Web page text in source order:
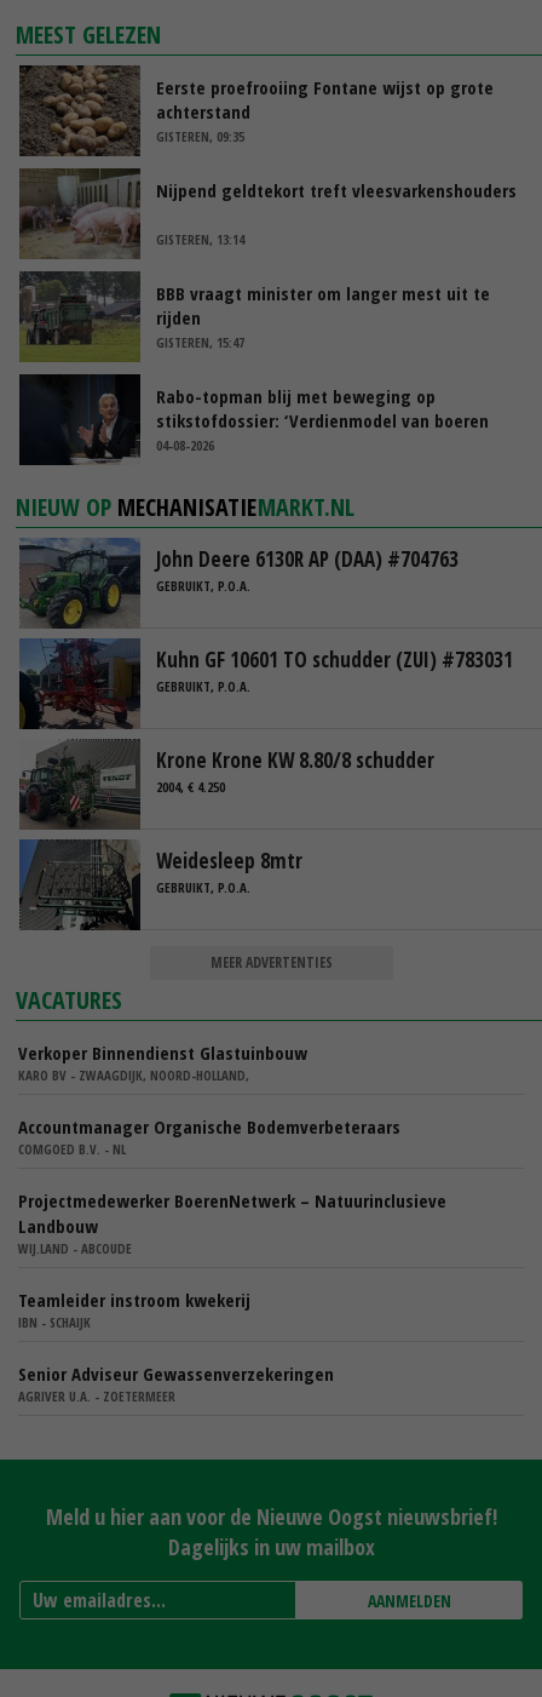
MEEST GELEZEN
Eerste proefrooiing Fontane wijst op grote
achterstand
GISTEREN, 09:35
Nijpend geldtekort treft vleesvarkenshouders
GISTEREN, 13:14
BBB vraagt minister om langer mest uit te
rijden
GISTEREN, 15:47
Rabo-topman blij met beweging op
stikstofdossier: ‘Verdienmodel van boeren
blijft cruciaal’
04-08-2026
NIEUW OP MECHANISATIEMARKT.NL
John Deere 6130R AP (DAA) #704763
GEBRUIKT, P.O.A.
Kuhn GF 10601 TO schudder (ZUI) #783031
GEBRUIKT, P.O.A.
Krone Krone KW 8.80/8 schudder
2004, € 4.250
Weidesleep 8mtr
GEBRUIKT, P.O.A.
MEER ADVERTENTIES
VACATURES
Verkoper Binnendienst Glastuinbouw
KARO BV - ZWAAGDIJK, NOORD-HOLLAND,
Accountmanager Organische Bodemverbeteraars
COMGOED B.V. - NL
Projectmedewerker BoerenNetwerk – Natuurinclusieve
Landbouw
WIJ.LAND - ABCOUDE
Teamleider instroom kwekerij
IBN - SCHAIJK
Senior Adviseur Gewassenverzekeringen
AGRIVER U.A. - ZOETERMEER
Meld u hier aan voor de Nieuwe Oogst nieuwsbrief!
Dagelijks in uw mailbox
AANMELDEN